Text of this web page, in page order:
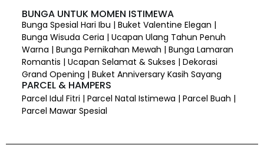
BUNGA UNTUK MOMEN ISTIMEWA
Bunga Spesial Hari Ibu | Buket Valentine Elegan |
Bunga Wisuda Ceria | Ucapan Ulang Tahun Penuh
Warna | Bunga Pernikahan Mewah | Bunga Lamaran
Romantis | Ucapan Selamat & Sukses | Dekorasi
Grand Opening | Buket Anniversary Kasih Sayang
PARCEL & HAMPERS
Parcel Idul Fitri | Parcel Natal Istimewa | Parcel Buah |
Parcel Mawar Spesial